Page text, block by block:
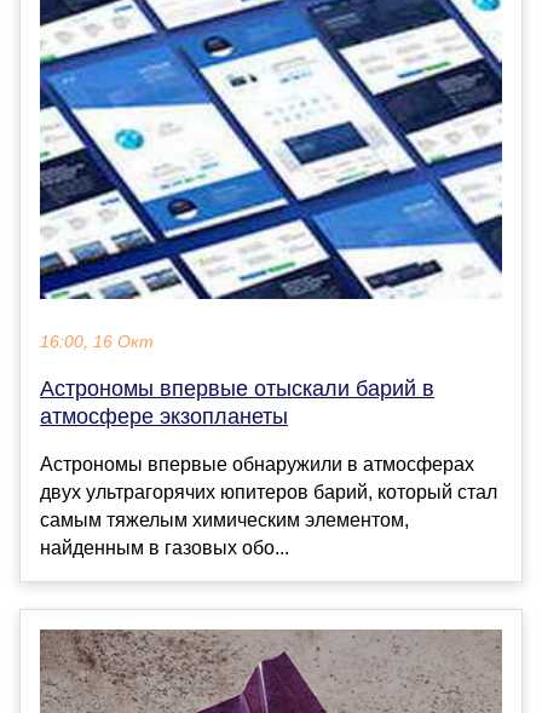
16:00, 16 Окт
Астрономы впервые отыскали барий в
атмосфере экзопланеты
Астрономы впервые обнаружили в атмосферах
двух ультрагорячих юпитеров барий, который стал
самым тяжелым химическим элементом,
найденным в газовых обо...